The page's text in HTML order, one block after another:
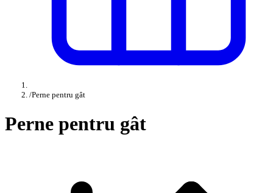
/Perne pentru gât
Perne pentru gât